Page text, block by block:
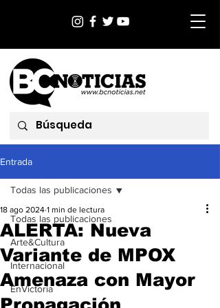
Entrada
Todas las publicaciones
Arte&Cultura
Internacional
EnVictoria
Todas las publicaciones
ALERTA: Nueva
Variante de MPOX
Amenaza con Mayor
18 ago 2024 1 min de lectura